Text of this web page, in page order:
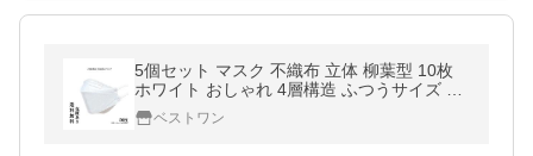
5個セット マスク 不織布 立体 柳葉型 10枚
ホワイト おしゃれ 4層構造 ふつうサイズ ノ
ーズピース ((S
ベストワン